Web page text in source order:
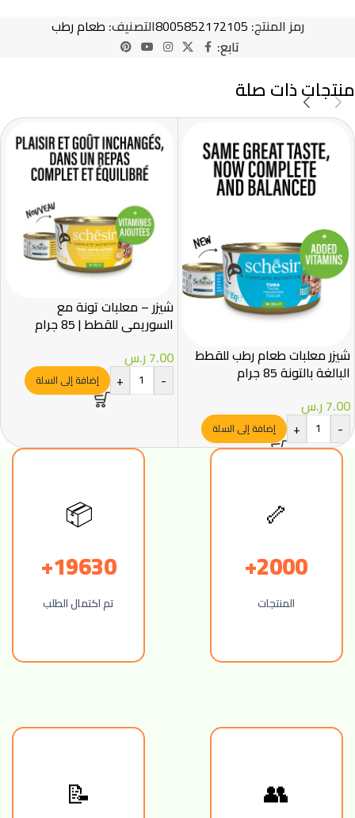
رمز المنتج: 8005852172105التصنيف: طعام رطب
تابع:
منتجات ذات صلة
شيزر معلبات طعام رطب للقطط
البالغة بالتونة 85 جرام
7.00ر.س
-
+ إضافة إلى السلة
شيزر – معلبات تونة مع
السوريمي للقطط | 85 جرام
7.00ر.س
-
+ إضافة إلى السلة
🦴
2000+
المنتجات
📦
19630+
تم اكتمال الطلب
👥
📝